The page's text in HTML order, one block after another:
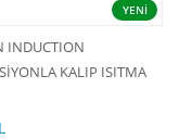
YENİ
INDUCTION
KALIP ISITMA